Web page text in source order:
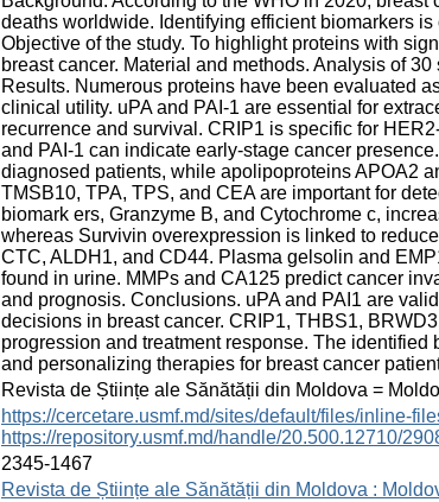
deaths worldwide. Identifying efficient biomarkers
Objective of the study. To highlight proteins with
breast cancer. Material and methods. Analysis of
Results. Numerous proteins have been evaluated
clinical utility. uPA and PAI-1 are essential for
recurrence and survival. CRIP1 is specific for
and PAI-1 can indicate early-stage cancer
diagnosed patients, while apolipoproteins APOA2
TMSB10, TPA, TPS, and CEA are important for
biomark ers, Granzyme B, and Cytochrome c,
whereas Survivin overexpression is linked to
CTC, ALDH1, and CD44. Plasma gelsolin and
found in urine. MMPs and CA125 predict cancer
and prognosis. Conclusions. uPA and PAI1 are
decisions in breast cancer. CRIP1, THBS1,
progression and treatment response. The
and personalizing therapies for breast cancer
Revista de Științe ale Sănătății din Moldova =
https://cercetare.usmf.md/sites/default/files/inline-
https://repository.usmf.md/handle/20.500.12710/
2345-1467
Revista de Științe ale Sănătății din Moldova :